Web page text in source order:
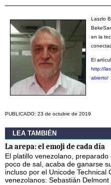
Laszlo
en la
El
http://
abierto/
PUBLICADO: 23 de octubre de 2019
LEA TAMBIÉN
La arepa: el emoji de cada día
El platillo venezolano,
poco de sal, acaba de ganarse
incluso por el Unicode
venezolanos: Sebastián